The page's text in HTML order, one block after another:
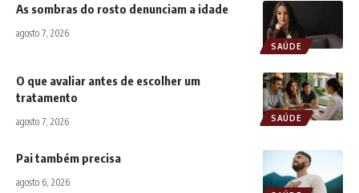
SAÚDE
As sombras do rosto denunciam a idade
agosto 7, 2026
SAÚDE
O que avaliar antes de escolher um
tratamento
agosto 7, 2026
Pai também precisa
agosto 6, 2026